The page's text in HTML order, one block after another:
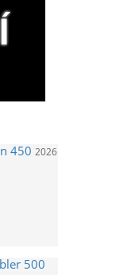
450 2026
500